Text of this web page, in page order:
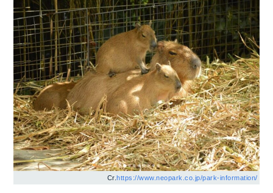
Cr.https://www.neopark.co.jp/park-information/